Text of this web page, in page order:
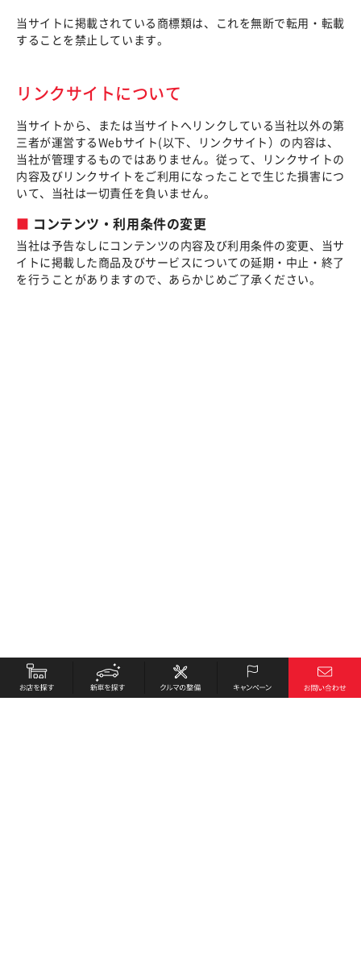
当サイトに掲載されている商標類は、これを無断で転用・転載
することを禁止しています。
リンクサイトについて
当サイトから、または当サイトへリンクしている当社以外の第
三者が運営するWebサイト(以下、リンクサイト）の内容は、
当社が管理するものではありません。従って、リンクサイトの
内容及びリンクサイトをご利用になったことで生じた損害につ
いて、当社は一切責任を負いません。
コンテンツ・利用条件の変更
当社は予告なしにコンテンツの内容及び利用条件の変更、当サ
イトに掲載した商品及びサービスについての延期・中止・終了
を行うことがありますので、あらかじめご了承ください。